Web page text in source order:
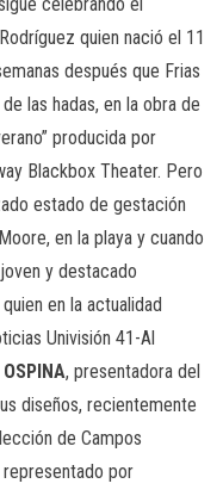
quien nació el 11
después que Frias
las hadas, en la obra de
producida por
Blackbox Theater. Pero
estado de gestación
en la playa y cuando
y destacado
quien en la actualidad
Univisión 41-Al
, presentadora del
diseños, recientemente
de Campos
representado por